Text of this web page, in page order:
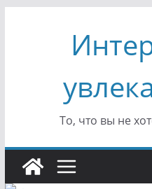
содержимому
То, что вы не